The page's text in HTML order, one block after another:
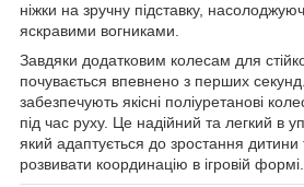
ніжки на зручну підставку,
яскравими вогниками.
Завдяки додатковим колесам для
почувається впевнено з перших
забезпечують якісні поліуретанові
під час руху. Це надійний та легкий в
який адаптується до зростання
розвивати координацію в ігровій формі.